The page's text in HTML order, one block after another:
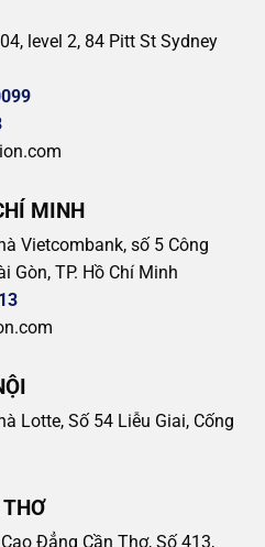
level 2, 84 Pitt St Sydney
MINH
Vietcombank, số 5 Công
Gòn, TP. Hồ Chí Minh
Lotte, Số 54 Liễu Giai, Cống
Đẳng Cần Thơ, Số 413,